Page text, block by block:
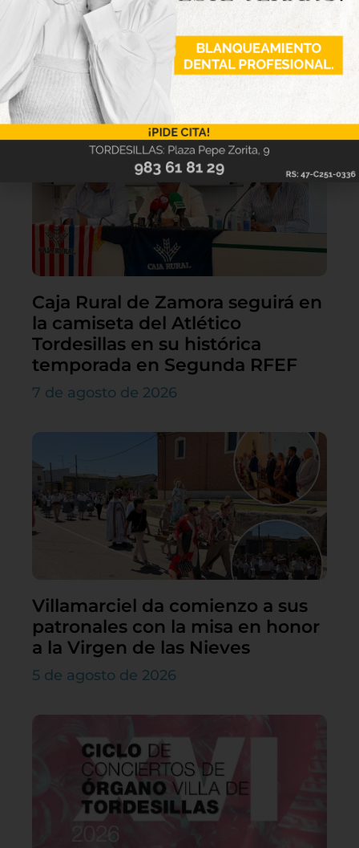
Lo último
Caja Rural de Zamora seguirá en
la camiseta del Atlético
Tordesillas en su histórica
temporada en Segunda RFEF
7 de agosto de 2026
Villamarciel da comienzo a sus
patronales con la misa en honor
a la Virgen de las Nieves
5 de agosto de 2026